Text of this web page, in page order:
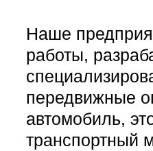
Наше
работы,
передвижные
автомобиль,
транспортный